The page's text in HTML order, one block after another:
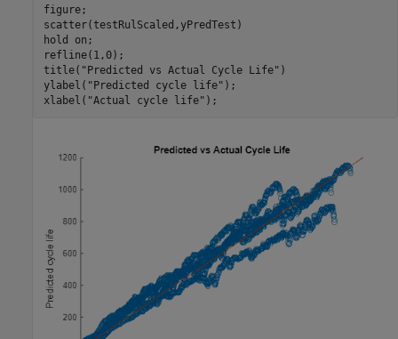
figure;
scatter(testRulScaled,yPredTest)
hold
on ;
refline(1,0);
title( "Predicted vs Actual Cycle Life" )
ylabel( "Predicted cycle life" );
xlabel( "Actual cycle life" );